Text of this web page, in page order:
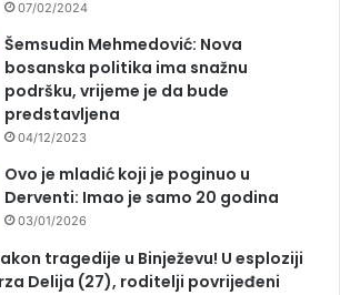
07/02/2024
Šemsudin Mehmedović: Nova
bosanska politika ima snažnu
podršku, vrijeme je da bude
predstavljena
04/12/2023
Ovo je mladić koji je poginuo u
Derventi: Imao je samo 20 godina
03/01/2026
tragedije u Binježevu! U esploziji
Delija (27), roditelji povrijeđeni